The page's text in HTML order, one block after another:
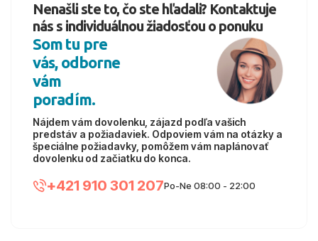
Nenašli ste to, čo ste hľadali? Kontaktuje
nás s individuálnou žiadosťou o ponuku
Som tu pre
vás, odborne
vám
poradím.
Nájdem vám dovolenku, zájazd podľa vašich
predstáv a požiadaviek. Odpoviem vám na otázky a
špeciálne požiadavky, pomôžem vám naplánovať
dovolenku od začiatku do konca.
+421 910 301 207Po-Ne 08:00 - 22:00